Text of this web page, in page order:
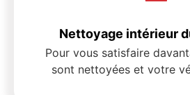
Nettoyage intérieur
Pour vous satisfaire
sont nettoyées et votre